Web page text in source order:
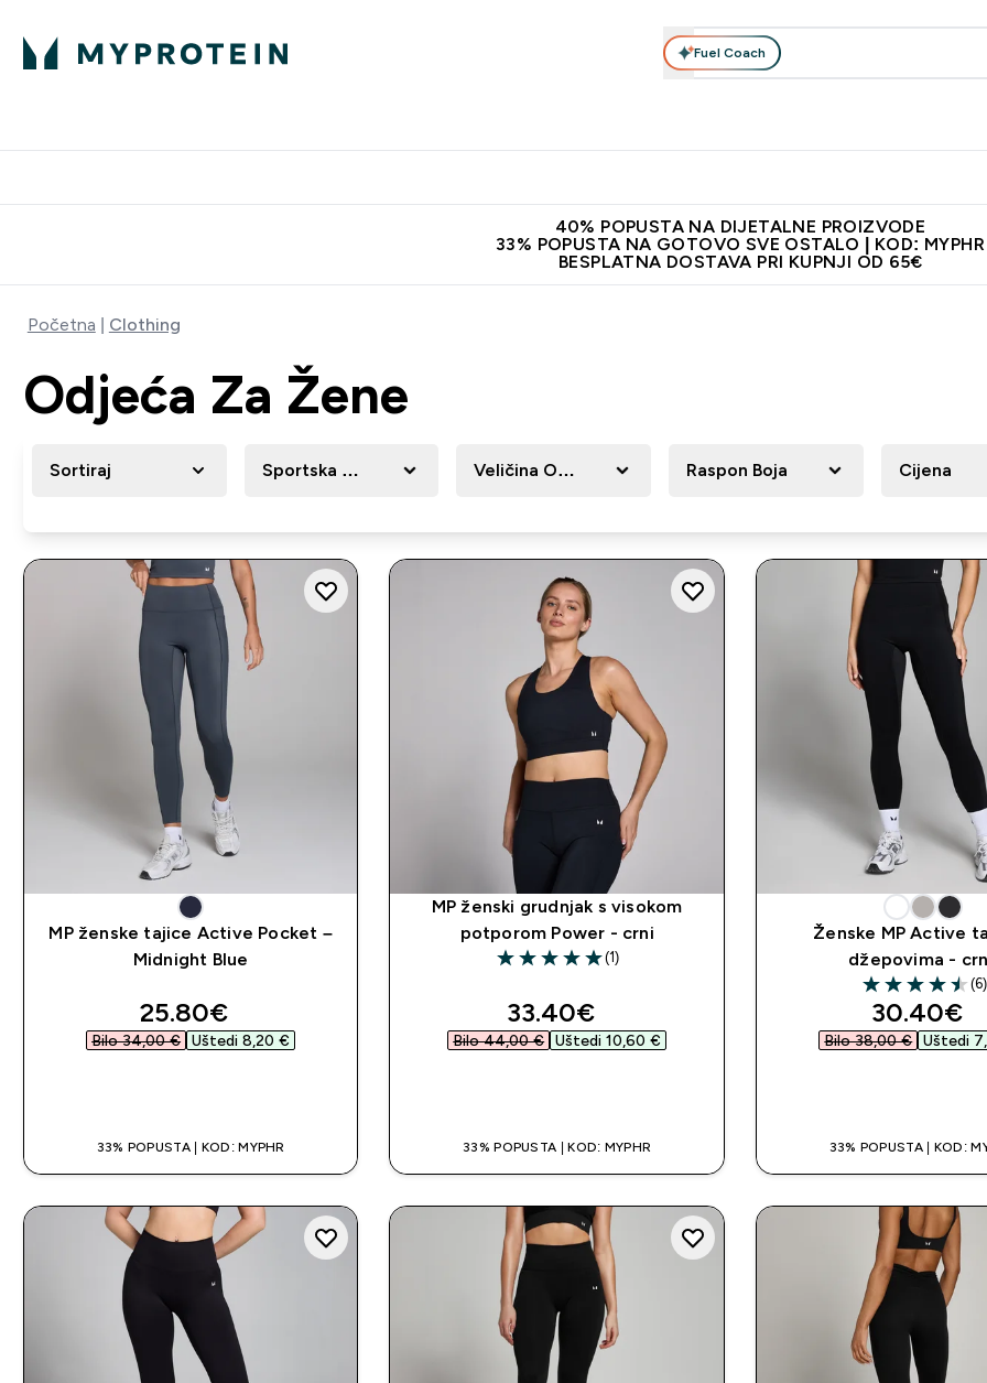
Fuel Coach
40% POPUSTA NA DIJETALNE PROIZVODE
33% POPUSTA NA GOTOVO SVE OSTALO | KOD: MYPHR
BESPLATNA DOSTAVA PRI KUPNJI OD 65€
Početna Clothing
Odjeća Za Žene
Sortiraj Sportska Odjeća Veličina Odjeće Raspon Boja Cijena
MP ženske tajice Active Pocket –
Midnight Blue
discounted price
25.80€‎
Bilo 34,00 €‎ Uštedi 8,20 €‎
33% POPUSTA | KOD: MYPHR
MP ženski grudnjak s visokom
potporom Power - crni
5 out of 5 stars
(1)
discounted price
33.40€‎
Bilo 44,00 €‎ Uštedi 10,60 €‎
33% POPUSTA | KOD: MYPHR
Ženske MP Active
džepovima -
4.5 out of 5
(6)
30.40€‎
Bilo 38,00 €‎ Uštedi
33% POPUSTA | KOD: